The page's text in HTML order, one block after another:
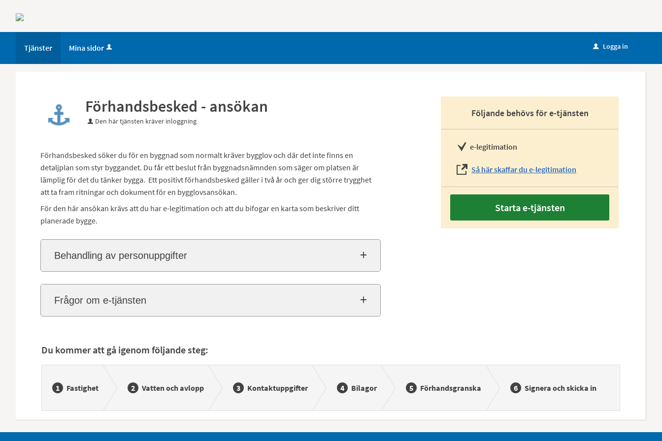
Tjänster Mina sidor u Logga in
Förhandsbesked - ansökan
Den här tjänsten kräver inloggning
Förhandsbesked söker du för en byggnad som normalt kräver bygglov och där det inte finns en
detaljplan som styr byggandet. Du får ett beslut från byggnadsnämnden som säger om platsen är
lämplig för det du tänker bygga. Ett positivt förhandsbesked gäller i två år och ger dig större trygghet
att ta fram ritningar och dokument för en bygglovsansökan.
För den här ansökan krävs att du har e-legitimation och att du bifogar en karta som beskriver ditt
planerade bygge.
Behandling av personuppgifter
Frågor om e-tjänsten
Följande behövs för e-tjänsten
e-legitimation
Så här skaffar du e-legitimation
Starta e-tjänsten
Du kommer att gå igenom följande steg:
Fastighet Vatten och avlopp Kontaktuppgifter Bilagor Förhandsgranska Signera och skicka in